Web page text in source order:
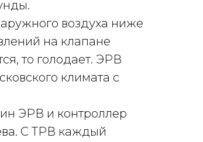
воздуха ниже
на клапане
то голодает. ЭРВ
климата с
ЭРВ и контроллер
С ТРВ каждый